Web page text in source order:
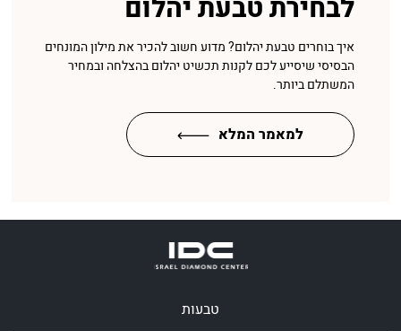
לבחירת טבעת יהלום
איך בוחרים טבעת יהלום? מדוע חשוב להכיר את מילון המונחים
הבסיסי שיסייע לכם לקנות תכשיט יהלום בהצלחה ובמחיר
המשתלם ביותר.
למאמר המלא
טבעות